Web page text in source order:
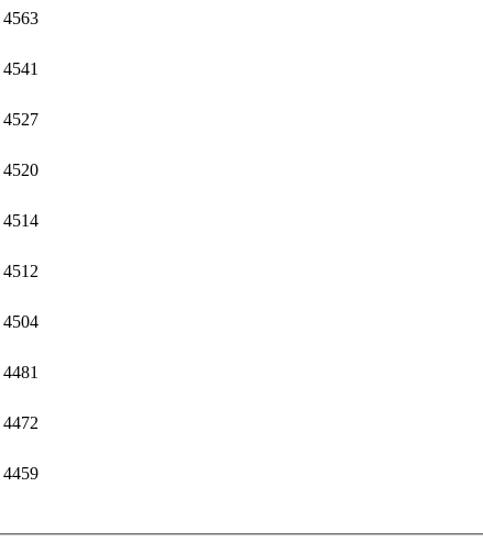
4563
4541
4527
4520
4514
4512
4504
4481
4472
4459